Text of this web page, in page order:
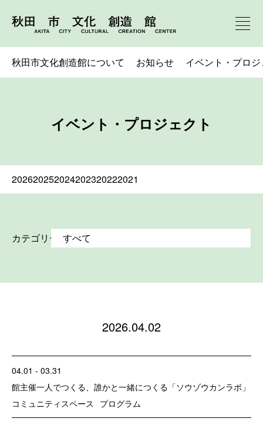
秋田市文化創造館について お知らせ イベント・プロ
イベント・プロジェクト
202620252024202320222021
カテゴリー
2026.04.02
04.01 - 03.31
館主催一人でつくる、誰かと一緒につくる「ソウゾウカンラボ」
コミュニティスペース
プログラム